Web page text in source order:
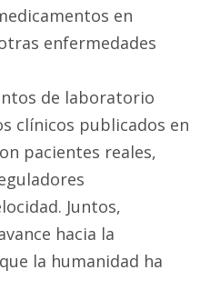
en
enfermedades
de laboratorio
clínicos publicados en
pacientes reales,
Juntos,
hacia la
la humanidad ha